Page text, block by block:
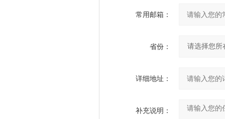
常用邮箱：
省份：
详细地址：
补充说明：